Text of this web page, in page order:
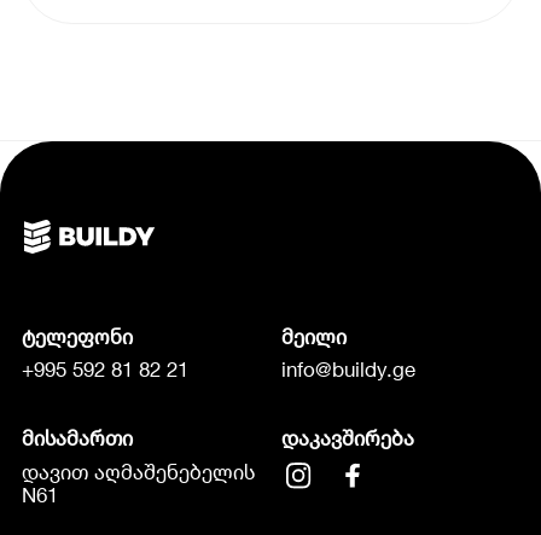
ტელეფონი
+995 592 81 82 21
მეილი
info@buildy.ge
მისამართი
დავით აღმაშენებელის
N61
დაკავშირება